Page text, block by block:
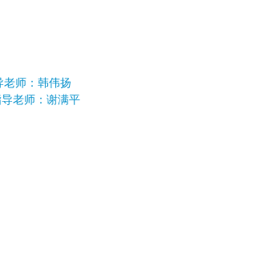
老师：韩伟扬
老师：谢满平